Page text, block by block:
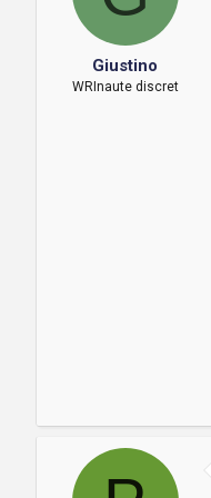
Giustino
WRInaute discret